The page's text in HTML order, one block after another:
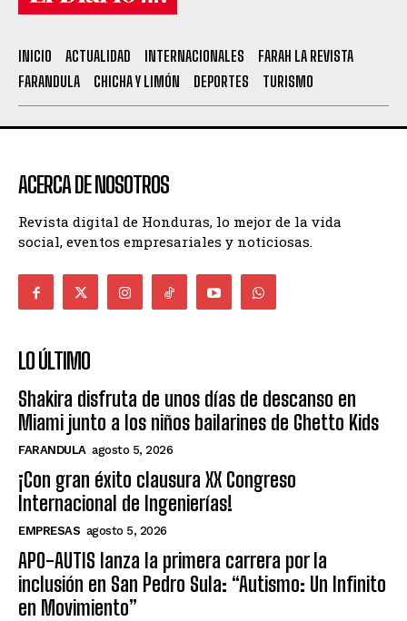
INICIO ACTUALIDAD INTERNACIONALES
FARAH LA REVISTA
FARANDULA
CHICHA Y LIMÓN DEPORTES TURISMO
ACERCA DE NOSOTROS
Revista digital de Honduras, lo mejor de la vida
social, eventos empresariales y noticiosas.
LO ÚLTIMO
Shakira disfruta de unos días de descanso en
Miami junto a los niños bailarines de Ghetto Kids
FARANDULA agosto 5, 2026
¡Con gran éxito clausura XX Congreso
Internacional de Ingenierías!
EMPRESAS agosto 5, 2026
APO-AUTIS lanza la primera carrera por la
inclusión en San Pedro Sula: “Autismo: Un Infinito
en Movimiento”